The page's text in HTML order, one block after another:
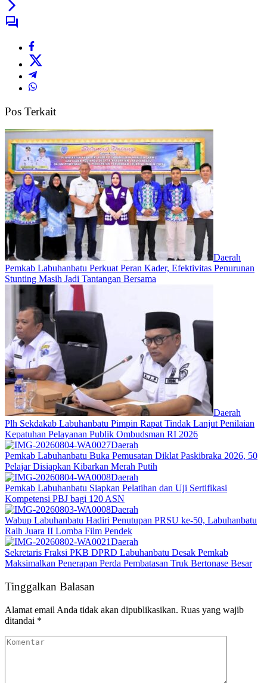
Pos Terkait
Daerah
Pemkab Labuhanbatu Perkuat Peran Kader, Efektivitas Penurunan
Stunting Masih Jadi Tantangan Bersama
Daerah
Plh Sekdakab Labuhanbatu Pimpin Rapat Tindak Lanjut Penilaian
Kepatuhan Pelayanan Publik Ombudsman RI 2026
Daerah
Pemkab Labuhanbatu Buka Pemusatan Diklat Paskibraka 2026, 50
Pelajar Disiapkan Kibarkan Merah Putih
Daerah
Pemkab Labuhanbatu Siapkan Pelatihan dan Uji Sertifikasi
Kompetensi PBJ bagi 120 ASN
Daerah
Wabup Labuhanbatu Hadiri Penutupan PRSU ke-50, Labuhanbatu
Raih Juara II Lomba Film Pendek
Daerah
Sekretaris Fraksi PKB DPRD Labuhanbatu Desak Pemkab
Maksimalkan Penerapan Perda Pembatasan Truk Bertonase Besar
Tinggalkan Balasan
Alamat email Anda tidak akan dipublikasikan. Ruas yang wajib
ditandai *